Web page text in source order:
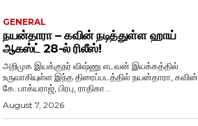
GENERAL
நயன்தாரா – கவின் நடித்துள்ள ஹாய்
ஆகஸ்ட் 28-ல் ரிலீஸ்!
அறிமுக இயக்குநர் விஷ்ணு எடவன் இயக்கத்தில்
உருவாகியுள்ள இந்த திரைப்படத்தில் நயன்தாரா, கவின்,
கே. பாக்யராஜ், பிரபு, ராதிகா...
August 7, 2026